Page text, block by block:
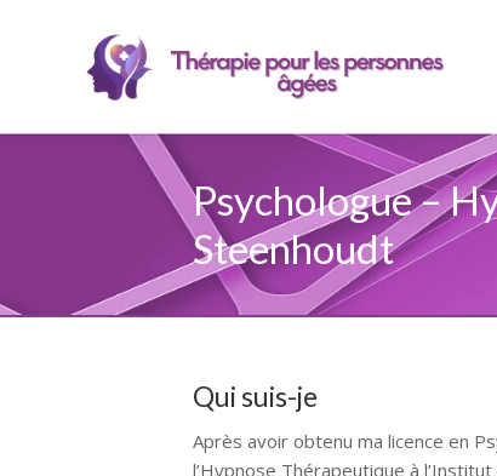
Psychologue –
Steenhoudt
Qui suis-je
Après avoir obtenu ma licence en
l’Hypnose Thérapeutique à